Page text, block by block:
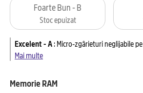
Foarte Bun - B
Stoc epuizat
Excelent - A:Micro-zgârieturi neglijabile
Mai multe
Memorie RAM